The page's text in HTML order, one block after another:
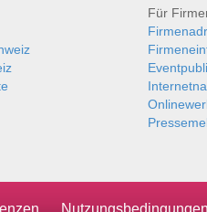
Für
Nutzungsbedingungen